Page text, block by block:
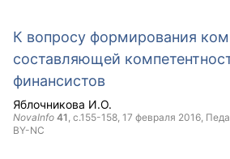
К вопросу формирования
составляющей
финансистов
Яблочникова И.О.
NovaInfo 41, с.155-158, 17 февраля 2016,
BY-NC